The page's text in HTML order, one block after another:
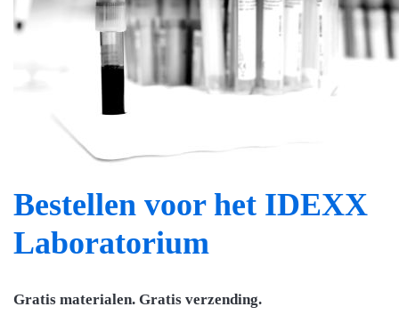
Bestellen voor het IDEXX
Laboratorium
Gratis materialen. Gratis verzending.